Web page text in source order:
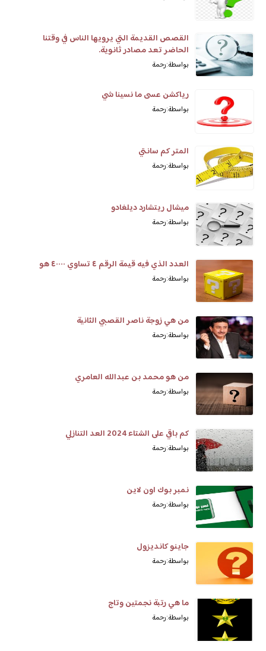
القصص القديمة التي يرويها الناس في وقتنا
الحاضر تعد مصادر ثانوية.
بواسطة: رحمة
رياكشن عسى ما نسينا شي
بواسطة: رحمة
المتر كم سانتي
بواسطة: رحمة
ميشال ريتشارد ديلغادو
بواسطة: رحمة
العدد الذي فيه قيمة الرقم ٤ تساوي ٤٠٠٠٠ هو
بواسطة: رحمة
من هي زوجة ناصر القصبي الثانية
بواسطة: رحمة
من هو محمد بن عبدالله العامري
بواسطة: رحمة
كم باقي على الشتاء 2024 العد التنازلي
بواسطة: رحمة
نمبر بوك اون لاين
بواسطة: رحمة
جاينو كانديزول
بواسطة: رحمة
ما هي رتبة نجمتين وتاج
بواسطة: رحمة